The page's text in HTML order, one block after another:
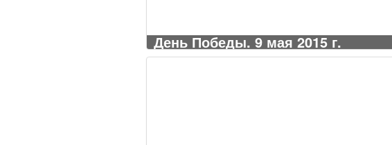
День Победы. 9 мая 2015 г.